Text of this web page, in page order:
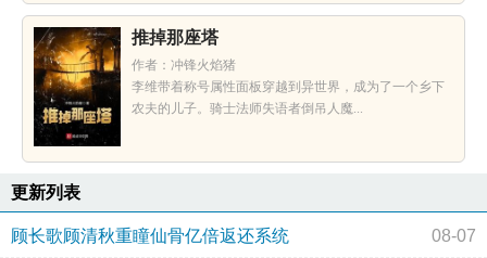
推掉那座塔
作者：冲锋火焰猪
李维带着称号属性面板穿越到异世界，成为了一个乡下
农夫的儿子。骑士法师失语者倒吊人魔...
更新列表
顾长歌顾清秋重瞳仙骨亿倍返还系统 08-07